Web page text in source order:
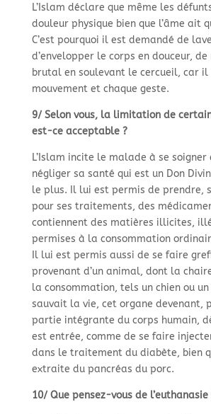
L’Islam déclare que même les
douleur physique bien que l’âme ait
C’est pourquoi il est demandé de
d’envelopper le corps en douceur,
brutal en soulevant le cercueil, car il
mouvement et chaque geste.
9/ Selon vous, la limitation de
est-ce acceptable ?
L’Islam incite le malade à se soigner
négliger sa santé qui est un Don
le plus. Il lui est permis de prendre,
pour ses traitements, des
contiennent des matières illicites,
permises à la consommation
Il lui est permis aussi de se faire
provenant d’un animal, dont la
la consommation, tels un chien ou
sauvait la vie, cet organe devenant,
partie intégrante du corps humain,
est entrée, comme de se faire
dans le traitement du diabète, bien
extraite du pancréas du porc.
10/ Que pensez-vous de l’euthanasie